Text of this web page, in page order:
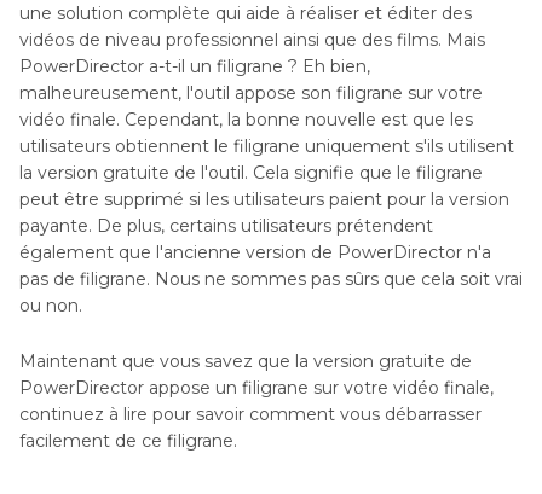
Partie 4. Meilleure façon de supprimer le
filigrane de PowerDirector sans payer
Partie 5. FAQ sur le filigrane de PowerDirector
Conclusion
une solution complète qui aide à réaliser et éditer des
vidéos de niveau professionnel ainsi que des films. Mais
PowerDirector a-t-il un filigrane ? Eh bien,
malheureusement, l'outil appose son filigrane sur votre
vidéo finale. Cependant, la bonne nouvelle est que les
utilisateurs obtiennent le filigrane uniquement s'ils utilisent
la version gratuite de l'outil. Cela signifie que le filigrane
peut être supprimé si les utilisateurs paient pour la version
payante. De plus, certains utilisateurs prétendent
également que l'ancienne version de PowerDirector n'a
pas de filigrane. Nous ne sommes pas sûrs que cela soit vrai
ou non.
Maintenant que vous savez que la version gratuite de
PowerDirector appose un filigrane sur votre vidéo finale,
continuez à lire pour savoir comment vous débarrasser
facilement de ce filigrane.